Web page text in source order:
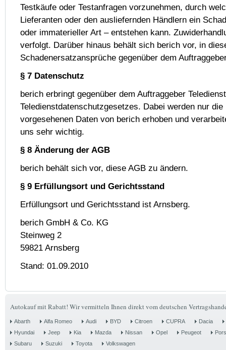
Testkäufe oder Testanfragen vorzunehmen, durch
Lieferanten oder den ausliefernden Händlern ein
oder immaterieller Art – entstehen kann.
verfolgt. Darüber hinaus behält sich berich vor, in
Schadenersatzansprüche gegenüber dem
§ 7 Datenschutz
berich erbringt gegenüber dem Auftraggeber
Teledienstdatenschutzgesetzes. Dabei werden nur
vorgesehenen Daten von berich erhoben und
uns sehr wichtig.
§ 8 Änderung der AGB
berich behält sich vor, diese AGB zu ändern.
§ 9 Erfüllungsort und Gerichtsstand
Erfüllungsort und Gerichtsstand ist Arnsberg.
berich GmbH & Co. KG
Steinweg 2
59821 Arnsberg
Stand: 01.09.2010
Autokauf mit Rabatt! Wir vermitteln Ihnen direkt vom deutschen
Abarth Alfa Romeo Audi BYD Citroen CUPRA
Dacia
Hyundai
Jeep Kia Mazda Nissan Opel Peugeot
Subaru
Suzuki Toyota Volkswagen